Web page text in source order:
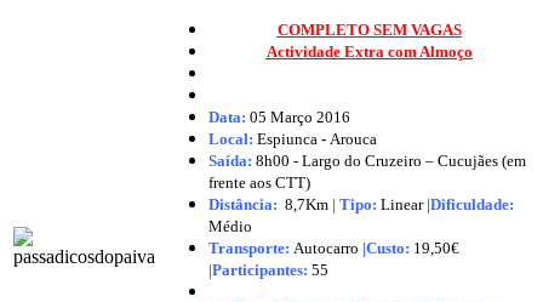
COMPLETO SEM VAGAS
Actividade Extra com Almoço
Data: 05 Março 2016
Local: Espiunca - Arouca
Saída: 8h00 - Largo do Cruzeiro – Cucujães (em
frente aos CTT)
Distância: 8,7Km | Tipo: Linear |Dificuldade:
Médio
Transporte: Autocarro |Custo: 19,50€
|Participantes: 55